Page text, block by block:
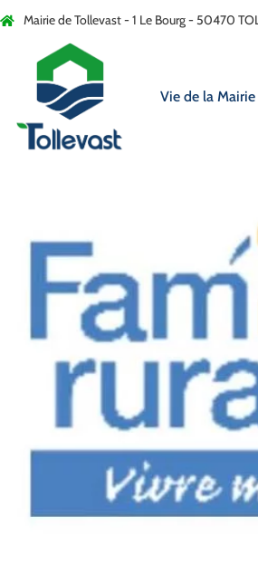
Mairie de Tollevast - 1 Le Bourg - 50470
Vie de la Mairie